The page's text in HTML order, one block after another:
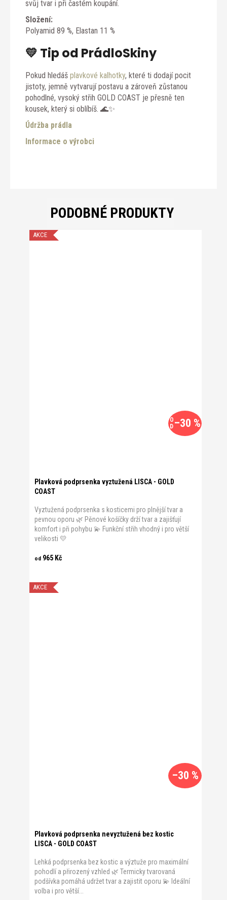
svůj tvar i při častém koupání.
Složení:
Polyamid 89 %, Elastan 11 %
💛 Tip od PrádloSkiny
Pokud hledáš plavkové kalhotky, které ti dodají pocit
jistoty, jemně vytvarují postavu a zároveň zůstanou
pohodlné, vysoký střih GOLD COAST je přesně ten
kousek, který si oblíbíš. 🌊✨
Údržba prádla
Informace o výrobci
PODOBNÉ PRODUKTY
AKCE
O
D –30 %
Plavková podprsenka vyztužená LISCA - GOLD
COAST
od965 Kč
Vyztužená podprsenka s kosticemi pro plnější tvar a
pevnou oporu 🌿 Pěnové košíčky drží tvar a zajišťují
komfort i při pohybu 💫 Funkční střih vhodný i pro větší
velikosti 💛
AKCE
–30 %
Plavková podprsenka nevyztužená bez kostic
LISCA - GOLD COAST
Lehká podprsenka bez kostic a výztuže pro maximální
pohodlí a přirozený vzhled 🌿 Termicky tvarovaná
podšívka pomáhá udržet tvar a zajistit oporu 💫 Ideální
volba i pro větší...